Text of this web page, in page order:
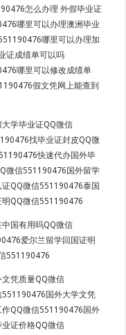
怎么办理 外假毕业证
哪里可以办理澳洲毕业
哪里可以办理加
证成绩单可以吗
哪里可以修改成绩单
假文凭网上能查到
学毕业证QQ微信
找毕业证封皮QQ微
快速代办国外毕
微信551190476国外留学
QQ微信551190476泰国
QQ微信551190476
国有用吗QQ微信
爱尔兰留学回国证明
551190476
凭质量QQ微信
国外大学文凭
QQ微信551190476国外
证价格QQ微信